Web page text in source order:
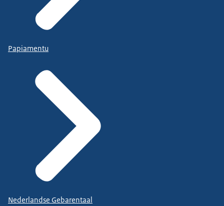
Papiamentu
Nederlandse Gebarentaal